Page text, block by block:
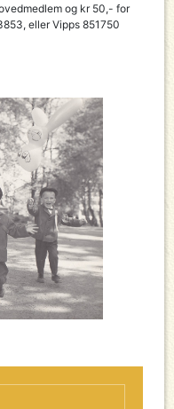
og kr 50,- for
eller Vipps 851750